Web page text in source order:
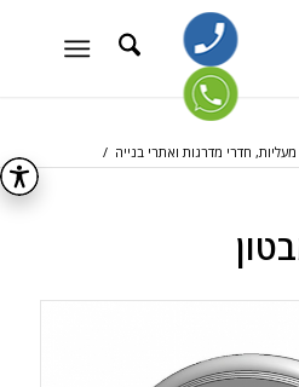
חדרי מדרגות ואתרי בנייה /